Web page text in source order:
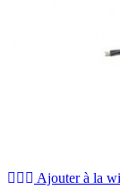
Ajouter à la